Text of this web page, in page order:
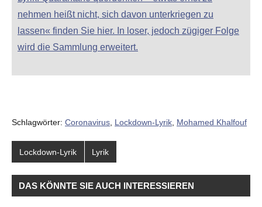
nehmen heißt nicht, sich davon unterkriegen zu
lassen« finden Sie hier. In loser, jedoch zügiger Folge
wird die Sammlung erweitert.
Schlagwörter: Coronavirus, Lockdown-Lyrik, Mohamed Khalfouf
Lockdown-Lyrik Lyrik
DAS KÖNNTE SIE AUCH INTERESSIEREN